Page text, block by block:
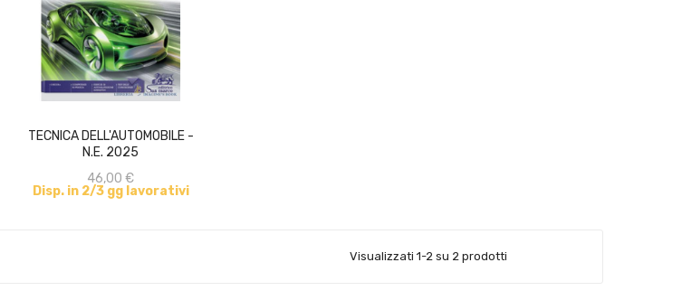
TECNICA DELL'AUTOMOBILE -
N.E. 2025
46,00 €
Disp. in 2/3 gg lavorativi
ACQUISTA
Visualizzati 1-2 su 2 prodotti